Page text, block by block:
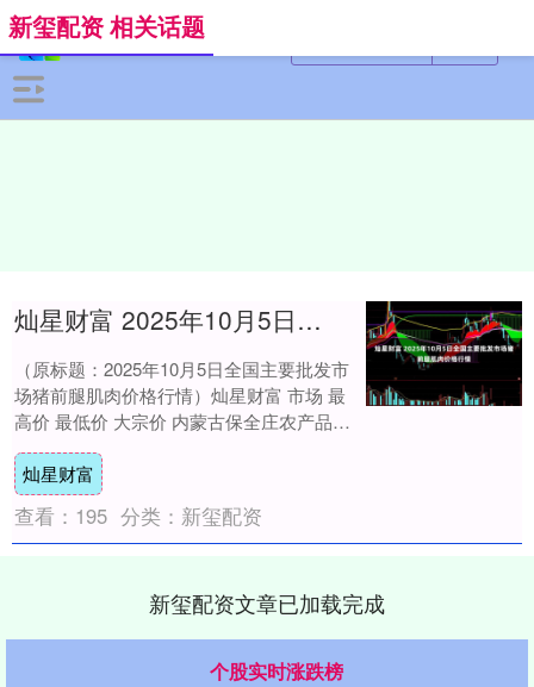
新玺配资 相关话题
灿星财富 2025年10月5日全国主要批发市场猪前腿肌肉价格行情
（原标题：2025年10月5日全国主要批发市
场猪前腿肌肉价格行情）灿星财富 市场 最
高价 最低价 大宗价 内蒙古保全庄农产品批
发市场 19.00 18.00 1....
灿星财富
查看： 195 分类： 新玺配资
新玺配资文章已加载完成
个股实时涨跌榜